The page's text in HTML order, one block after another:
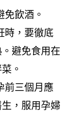
免飲酒。
時，要徹底
避免食用在
。
前三個月應
，服用孕婦